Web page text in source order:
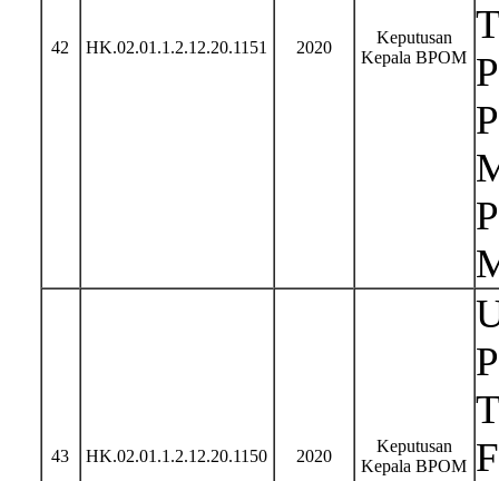
42 HK.02.01.1.2.12.20.1151 2020
Keputusan
Kepala BPOM
43 HK.02.01.1.2.12.20.1150 2020
Keputusan
Kepala BPOM